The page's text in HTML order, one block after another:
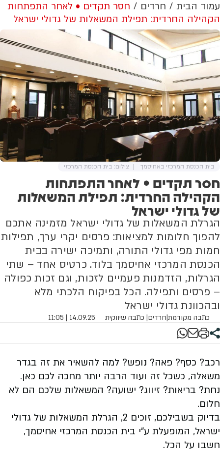
עמוד הבית חרדים
חסר תקדים • לאחר התפתחות
הקהילה החרדית: תפילת המשאלות של גדולי ישראל
חסר תקדים • לאחר התפתחות
הקהילה החרדית: תפילת המשאלות
של גדולי ישראל
הגרלת המשאלות של גדולי ישראל מזמינה אתכם
להפוך חלומות למציאות: פרסים יקרי ערך, תפילות
חמות מפי גדולי התורה, ותמיכה ישירה בבית
הכנסת המרכזי אחיסמך בלוד. כרטיס אחד – שתי
הגרלות, הזדמנות פעמיים לזכות, וגם זכות כפולה
– פרסים ותפילה. הכל בפיקוח הלכתי מלא
ובהכוונת גדולי ישראל
כתבה מקודמת|חרדים| כתבה שיווקית 14.09.25 | 11:05
בית הכנסת המרכזי באחיסמך צילום: בית הכנסת המרכזי
רכב? כסף? פאה? נופש? למה להשאיר את זה בגדר
משאלה, כשכל זה ועוד הרבה יותר מחכה לכם כאן.
נחת? בריאות? זיווג? ישועה? המשאלות שלכם הם לא
חלום.
בדיוק בשבילכם, זוכים 2, הגרלת המשאלות של גדולי
ישראל, המופעלת ע"י בית הכנסת המרכזי אחיסמך,
חשבו על הכל.